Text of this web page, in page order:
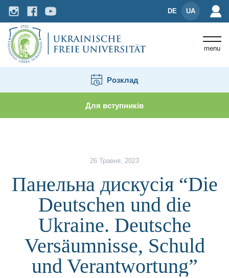
DE UA
menu
Розклад
Для вступників
Панельна дискусія “Die
26 Травня, 2023
Панельна дискусія “Die
Deutschen und die
Ukraine. Deutsche
Versäumnisse, Schuld
und Verantwortung”